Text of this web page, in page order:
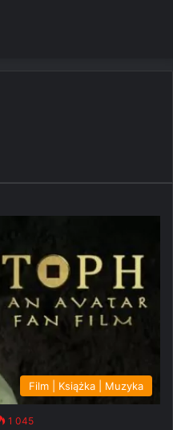
Film | Książka | Muzyka
1 045